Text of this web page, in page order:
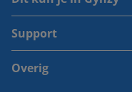
Support
Overig